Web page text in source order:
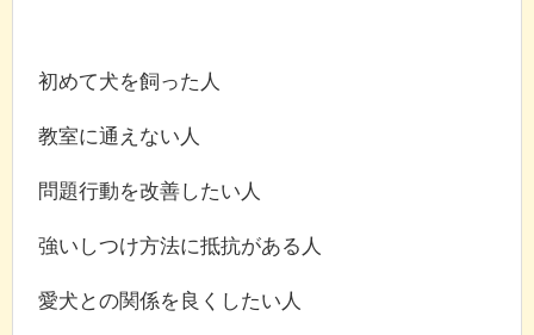
初めて犬を飼った人
教室に通えない人
問題行動を改善したい人
強いしつけ方法に抵抗がある人
愛犬との関係を良くしたい人